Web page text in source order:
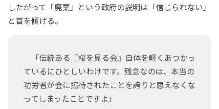
したがって「廃棄」という政府の説明は「信じられない」
と首を傾げる。
「伝統ある『桜を見る会』自体を軽くあつかっ
ているにひとしいわけです。残念なのは、本当の
功労者が会に招待されたことを誇りと思えなくな
ってしまったことですよ」